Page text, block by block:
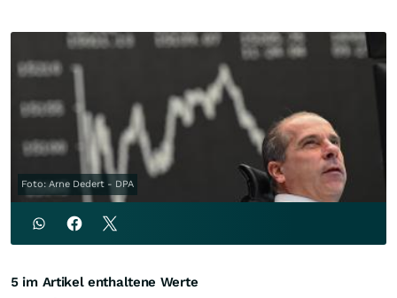
Foto: Arne Dedert - DPA
5 im Artikel enthaltene Werte